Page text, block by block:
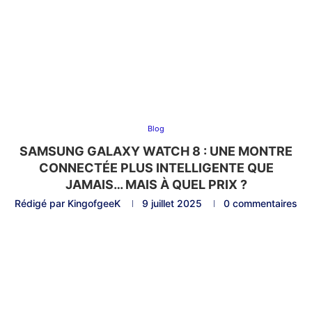
Blog
SAMSUNG GALAXY WATCH 8 : UNE MONTRE
CONNECTÉE PLUS INTELLIGENTE QUE
JAMAIS… MAIS À QUEL PRIX ?
Rédigé par KingofgeeK 9 juillet 2025 0 commentaires